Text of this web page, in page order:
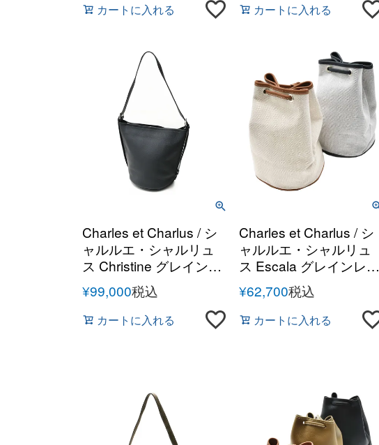
カートに入れる カートに入れる
Charles et Charlus / シ
ャルルエ・シャルリュ
ス Christine グレインレ
ザー ショルダーバッグ
¥99,000税込
カートに入れる
Charles et Charlus / シ
ャルルエ・シャルリュ
ス Escala グレインレザ
ー キャンバスコンビ ド
ローストリングバッグ
¥62,700税込
カートに入れる